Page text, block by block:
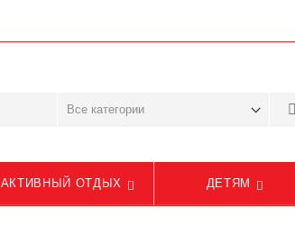
АКТИВНЫЙ ОТДЫХ ДЕТЯМ